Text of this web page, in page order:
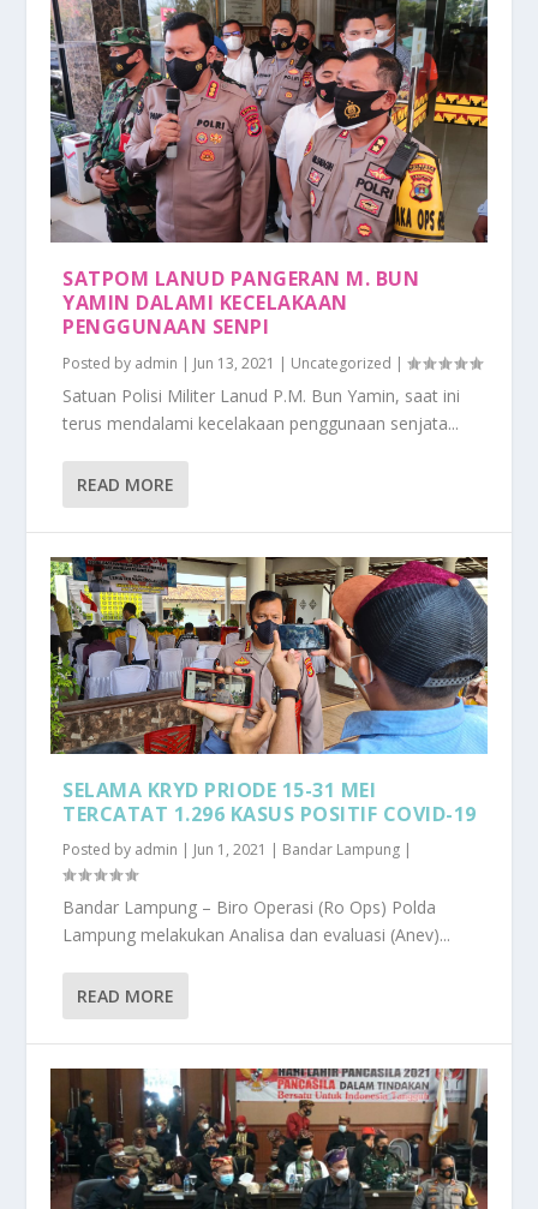
SATPOM LANUD PANGERAN M. BUN
YAMIN DALAMI KECELAKAAN
PENGGUNAAN SENPI
Posted by admin | Jun 13, 2021 | Uncategorized |
Satuan Polisi Militer Lanud P.M. Bun Yamin, saat ini
terus mendalami kecelakaan penggunaan senjata...
READ MORE
SELAMA KRYD PRIODE 15-31 MEI
TERCATAT 1.296 KASUS POSITIF COVID-19
Posted by admin | Jun 1, 2021 | Bandar Lampung |
Bandar Lampung – Biro Operasi (Ro Ops) Polda
Lampung melakukan Analisa dan evaluasi (Anev)...
READ MORE